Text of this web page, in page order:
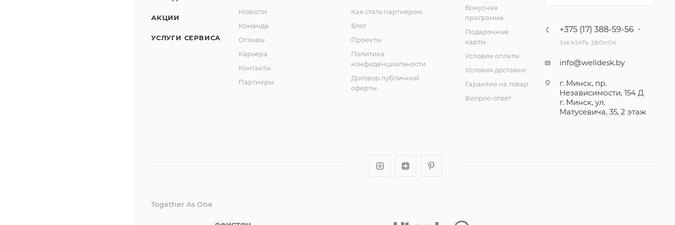
АКЦИИ
УСЛУГИ СЕРВИСА
Новости
Команда
Отзывы
Карьера
Контакты
Партнеры
Как стать партнером
Блог
Проекты
Политика
конфиденциальности
Договор публичной
оферты
Бонусная
программа
Подарочные
карты
Условия оплаты
Условия доставки
Гарантия на товар
Вопрос-ответ
+375 (17) 388-59-56
ЗАКАЗАТЬ ЗВОНОК
info@welldesk.by
г. Минск, пр.
Независимости, 154 Д
г. Минск, ул.
Матусевича, 35, 2 этаж
Together As One